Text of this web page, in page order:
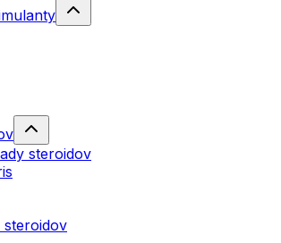
steroidov
steroidov